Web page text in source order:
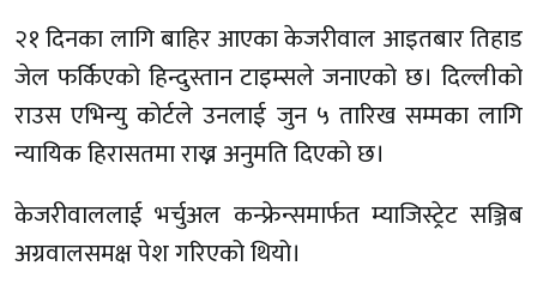
२१ दिनका लागि बाहिर आएका केजरीवाल आइतबार तिहाड
जेल फर्किएको हिन्दुस्तान टाइम्सले जनाएको छ। दिल्लीको
राउस एभिन्यु कोर्टले उनलाई जुन ५ तारिख सम्मका लागि
न्यायिक हिरासतमा राख्न अनुमति दिएको छ।
केजरीवाललाई भर्चुअल कन्फ्रेन्समार्फत म्याजिस्ट्रेट सञ्जिब
अग्रवालसमक्ष पेश गरिएको थियो।